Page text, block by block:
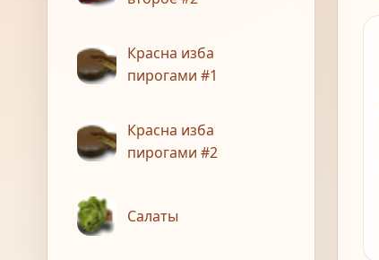
Красна изба
пирогами #1
Красна изба
пирогами #2
Салаты